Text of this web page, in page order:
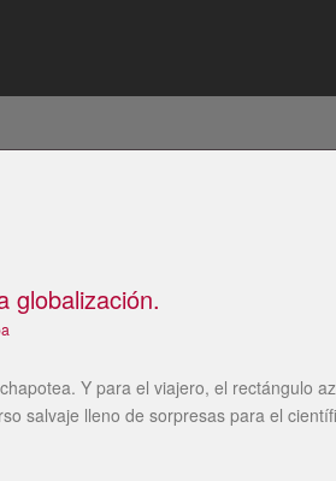
globalización.
Y para el viajero, el rectángulo
salvaje lleno de sorpresas para el